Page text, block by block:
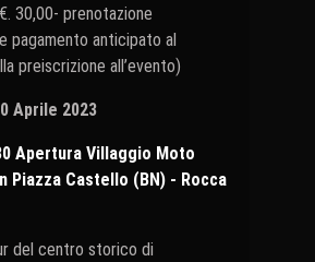
30,00- prenotazione
pagamento anticipato al
preiscrizione all’evento)
Aprile 2023
Apertura Villaggio Moto
Piazza Castello (BN) - Rocca
del centro storico di